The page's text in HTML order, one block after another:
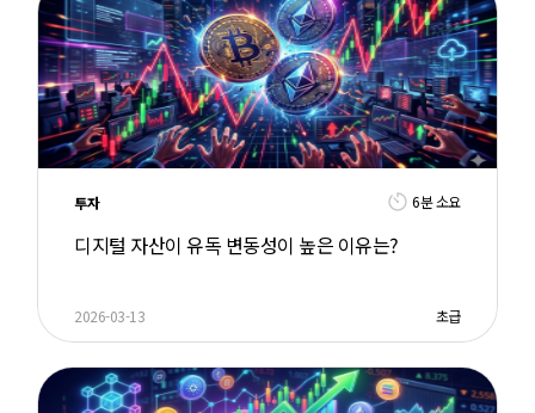
투자 6분 소요
디지털 자산이 유독 변동성이 높은 이유는?
2026-03-13 초급